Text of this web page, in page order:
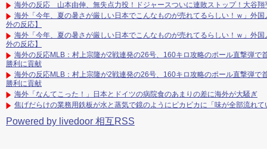
海外の反応 山本由伸、無失点力投！ドジャースついに連敗ストップ！大谷翔
海外「今年、夏の暑さが厳しい日本でこんなものが売れてるらしい！ｗ」外
外の反応】
海外「今年、夏の暑さが厳しい日本でこんなものが売れてるらしい！ｗ」外
外の反応】
海外の反応MLB：村上宗隆が2戦連発の26号、160キロ攻略のポール直撃弾で
勝利に貢献
海外の反応MLB：村上宗隆が2戦連発の26号、160キロ攻略のポール直撃弾で
勝利に貢献
海外「なんてこった！」日本とドイツの病院食のあまりの差に海外が大騒ぎ
焦げだらけの業務用鉄板が水と蒸気で鏡のようにピカピカに「味が全部流れ
Powered by livedoor 相互RSS